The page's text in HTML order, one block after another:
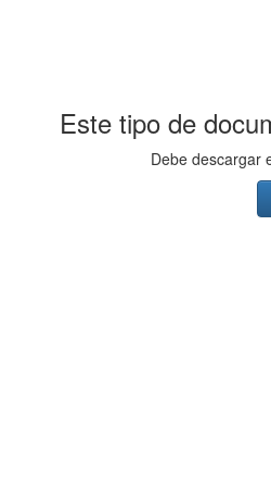
Este tipo de
Debe descargar